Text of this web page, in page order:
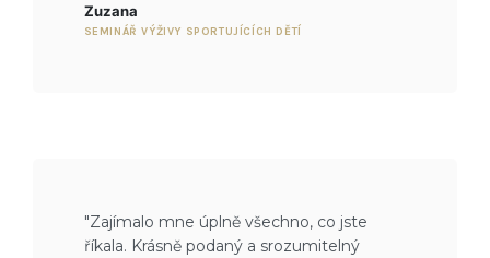
Zuzana
SEMINÁŘ VÝŽIVY SPORTUJÍCÍCH DĚTÍ
"Zajímalo mne úplně všechno, co jste
říkala. Krásně podaný a srozumitelný